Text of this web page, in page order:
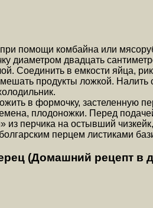
при помощи комбайна или
диаметром двадцать
Соединить в емкости яйца,
продукты ложкой. Налить
в формочку, застеленную
плодоножки. Перед
из перчика на остывший
перцем листиками
(Домашний рецепт в